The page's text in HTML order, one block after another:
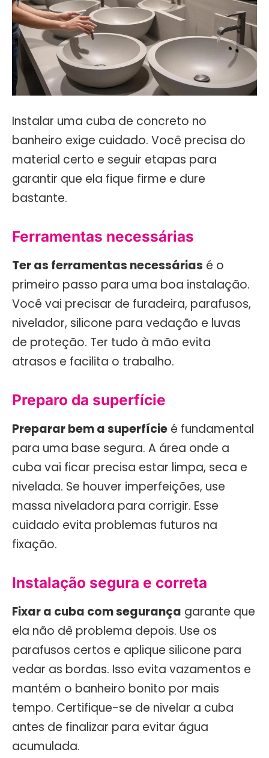
Instalar uma cuba de concreto no
banheiro exige cuidado. Você precisa do
material certo e seguir etapas para
garantir que ela fique firme e dure
bastante.
Ferramentas necessárias
Ter as ferramentas necessárias é o
primeiro passo para uma boa instalação.
Você vai precisar de furadeira, parafusos,
nivelador, silicone para vedação e luvas
de proteção. Ter tudo à mão evita
atrasos e facilita o trabalho.
Preparo da superfície
Preparar bem a superfície é fundamental
para uma base segura. A área onde a
cuba vai ficar precisa estar limpa, seca e
nivelada. Se houver imperfeições, use
massa niveladora para corrigir. Esse
cuidado evita problemas futuros na
fixação.
Instalação segura e correta
Fixar a cuba com segurança garante que
ela não dê problema depois. Use os
parafusos certos e aplique silicone para
vedar as bordas. Isso evita vazamentos e
mantém o banheiro bonito por mais
tempo. Certifique-se de nivelar a cuba
antes de finalizar para evitar água
acumulada.